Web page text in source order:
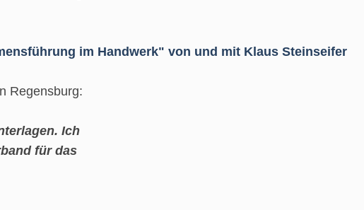
im Handwerk" von und mit Klaus Steinseifer
Regensburg:
Ich
für das